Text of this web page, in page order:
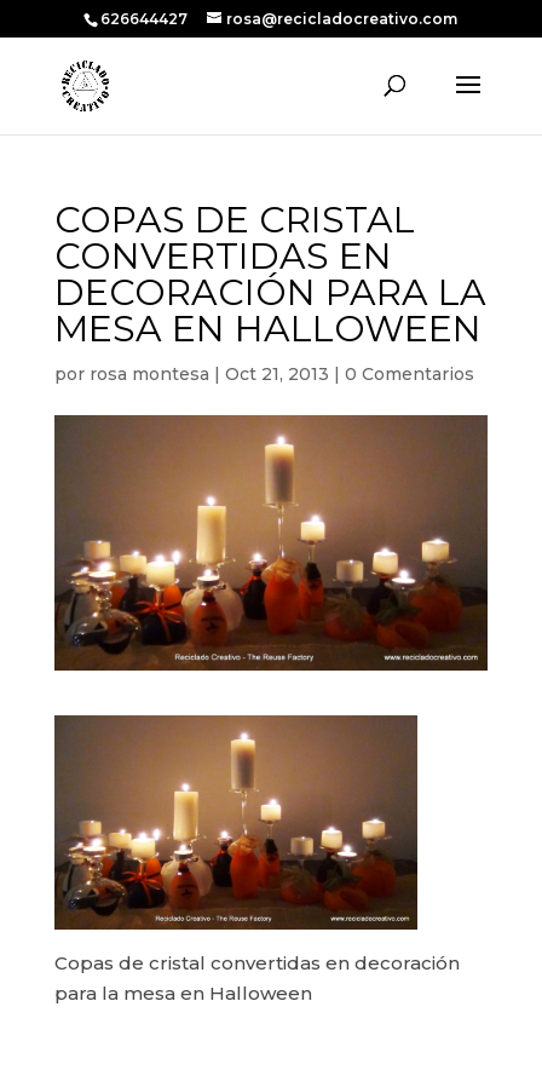
626644427 rosa@recicladocreativo.com
COPAS DE CRISTAL
CONVERTIDAS EN
DECORACIÓN PARA LA
MESA EN HALLOWEEN
por rosa montesa | Oct 21, 2013 | 0 Comentarios
Copas de cristal convertidas en decoración
para la mesa en Halloween